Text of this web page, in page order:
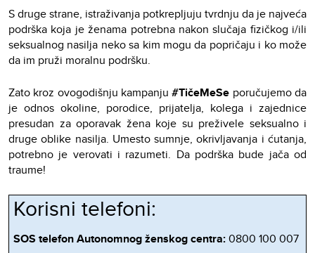
S druge strane, istraživanja potkrepljuju tvrdnju da je najveća
podrška koja je ženama potrebna nakon slučaja fizičkog i/ili
seksualnog nasilja neko sa kim mogu da popričaju i ko može
da im pruži moralnu podršku.
Zato kroz ovogodišnju kampanju#TičeMeSe poručujemo da
je odnos okoline, porodice, prijatelja, kolega i zajednice
presudan za oporavak žena koje su preživele seksualno i
druge oblike nasilja. Umesto sumnje, okrivljavanja i ćutanja,
potrebno je verovati i razumeti. Da podrška bude jača od
traume!
Korisni telefoni:
SOS telefon Autonomnog ženskog centra:0800 100 007